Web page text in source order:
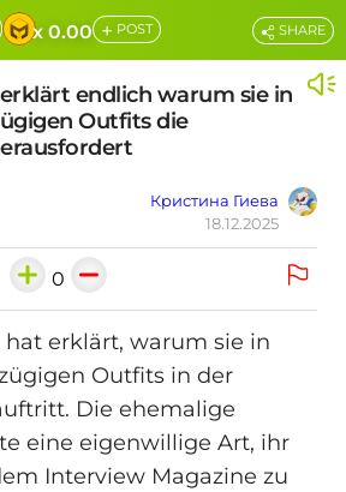
x 0.00 + POST
endlich warum sie in
Outfits die
Кристина Гиева
18.12.2025
SHARE
0
hat erklärt, warum sie in
Outfits in der
Die ehemalige
eine eigenwillige Art, ihr
Interview Magazine zu